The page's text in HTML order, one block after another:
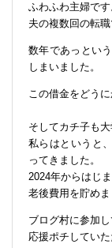
ふわふわ主婦です
夫の複数回の転職
数年であっとい
しまいました。
この借金をどう
そしてカチ子も大
私らはというと
ってきました。
2024年からはじ
老後費用を貯めま
ブログ村に参加し
応援ポチしてい